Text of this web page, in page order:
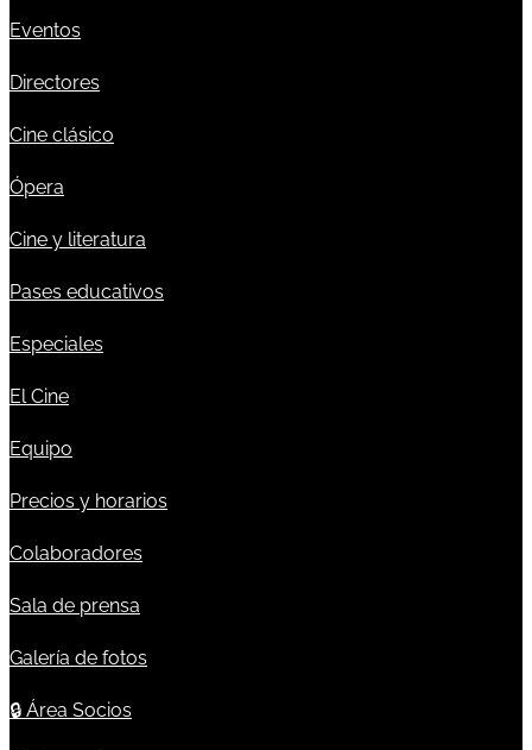
Eventos
Directores
Cine clásico
Ópera
Cine y literatura
Pases educativos
Especiales
El Cine
Equipo
Precios y horarios
Colaboradores
Sala de prensa
Galería de fotos
🔒 Área Socios